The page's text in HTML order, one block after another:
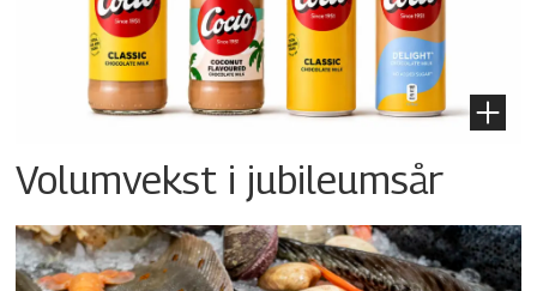
Volumvekst i jubileumsår